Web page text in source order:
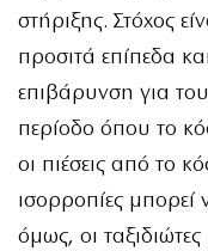
στήριξης. Στόχος
προσιτά επίπεδα
επιβάρυνση για
περίοδο όπου το
οι πιέσεις από το
ισορροπίες
όμως, οι